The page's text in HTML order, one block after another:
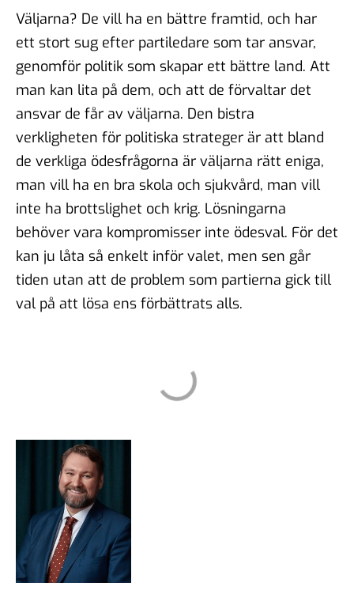
Väljarna? De vill ha en bättre framtid, och har
ett stort sug efter partiledare som tar ansvar,
genomför politik som skapar ett bättre land. Att
man kan lita på dem, och att de förvaltar det
ansvar de får av väljarna. Den bistra
verkligheten för politiska strateger är att bland
de verkliga ödesfrågorna är väljarna rätt eniga,
man vill ha en bra skola och sjukvård, man vill
inte ha brottslighet och krig. Lösningarna
behöver vara kompromisser inte ödesval. För det
kan ju låta så enkelt inför valet, men sen går
tiden utan att de problem som partierna gick till
val på att lösa ens förbättrats alls.